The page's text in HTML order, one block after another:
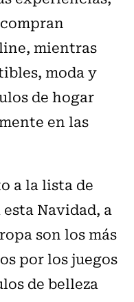
mientras
moda y
de hogar
en las
a la lista de
Navidad, a
son los más
por los juegos
de belleza